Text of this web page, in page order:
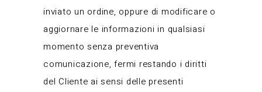
inviato un ordine, oppure di modificare o
aggiornare le informazioni in qualsiasi
momento senza preventiva
comunicazione, fermi restando i diritti
del Cliente ai sensi delle presenti